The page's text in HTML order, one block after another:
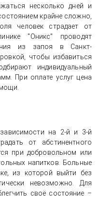
несколько дней и
крайне сложно,
человек страдает от
"Оникс" проводят
из запоя в Санкт-
чтобы избавиться
индивидуальный
При оплате услуг цена
на 2-й и 3-й
от абстинентного
при добровольном или
напитков. Больные
из которой выйти без
невозможно. Для
своё состояние –